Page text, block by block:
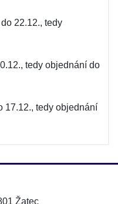
22.12., tedy
tedy objednání do
17.12., tedy objednání
Žatec